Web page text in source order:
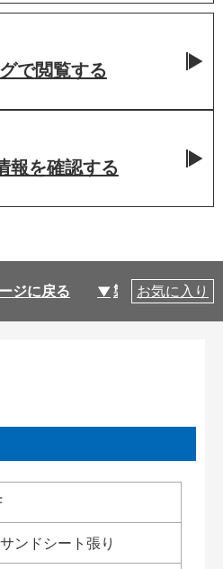
で閲覧する
報を確認する
ジに戻る 製品仕様
お気に入り
ンドシート張り